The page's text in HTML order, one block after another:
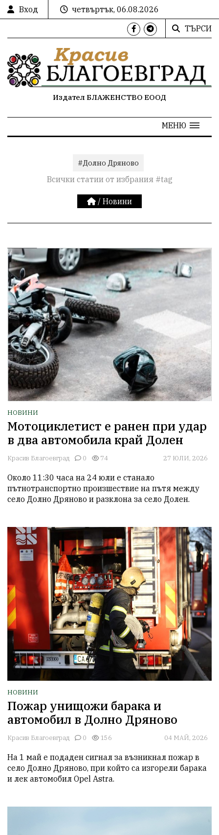
Вход
четвъртък, 06.08.2026
ТЪРСИ
Издател БЛАЖЕНСТВО ЕООД
МЕНЮ
#Долно Дряново
Всички статии от избрания #tag
/ Новини
НОВИНИ
Мотоциклетист е ранен при удар
в два автомобила край Долен
Красив Благоевград 0 74 27 ЮЛИ, 2026
Около 11:30 часа на 24 юли е станало
пътнотранспортно произшествие на пътя между
село Долно Дряново и разклона за село Долен.
НОВИНИ
Пожар унищожи барака и
автомобил в Долно Дряново
Красив Благоевград 0 156 04 МАЙ, 2026
На 1 май е подаден сигнал за възникнал пожар в
село Долно Дряново, при който са изгорели барака
и лек автомобил Opel Astra.